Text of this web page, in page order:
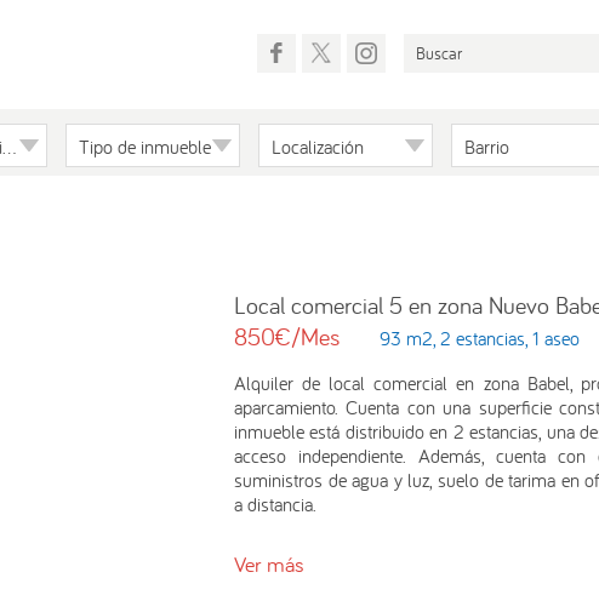
Tipo de operación Tipo de inmueble Localización Barrio
Local comercial 5 en zona Nuevo
850€/Mes
93 m2, 2 estancias, 1 aseo
Alquiler de local comercial en zona Babel,
aparcamiento. Cuenta con una superficie
inmueble está distribuido en 2 estancias, una
acceso independiente. Además, cuenta
suministros de agua y luz, suelo de tarima en
a distancia.
Ver más